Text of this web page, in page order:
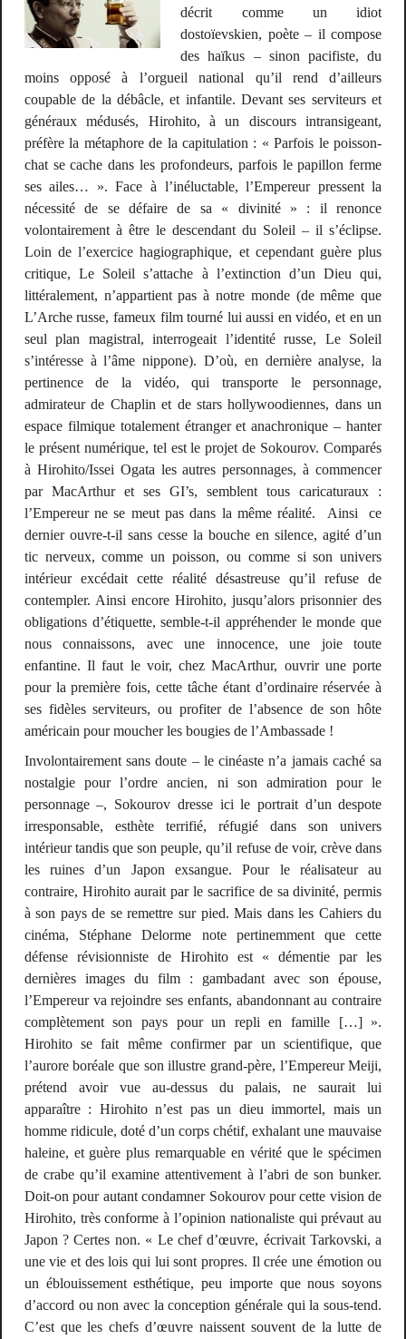
décrit comme un idiot
dostoïevskien, poète – il compose
des haïkus – sinon pacifiste, du
moins opposé à l’orgueil national qu’il rend d’ailleurs
coupable de la débâcle, et infantile. Devant ses serviteurs et
généraux médusés, Hirohito, à un discours intransigeant,
préfère la métaphore de la capitulation : «Parfois le poisson-
chat se cache dans les profondeurs, parfois le papillon ferme
ses ailes… ». Face à l’inéluctable, l’Empereur pressent la
nécessité de se défaire de sa « divinité » : il renonce
volontairement à être le descendant du Soleil – il s’éclipse.
Loin de l’exercice hagiographique, et cependant guère plus
critique, Le Soleil s’attache à l’extinction d’un Dieu qui,
littéralement, n’appartient pas à notre monde (de même que
L’Arche russe, fameux film tourné lui aussi en vidéo, et en un
seul plan magistral, interrogeait l’identité russe, Le Soleil
s’intéresse à l’âme nippone). D’où, en dernière analyse, la
pertinence de la vidéo, qui transporte le personnage,
admirateur de Chaplin et de stars hollywoodiennes, dans un
espace filmique totalement étranger et anachronique –hanter
le présent numérique, tel est le projet de Sokourov. Comparés
à Hirohito/Issei Ogata les autres personnages, à commencer
par MacArthur et ses GI’s, semblent tous caricaturaux :
l’Empereur ne se meut pas dans la même réalité. Ainsi ce
dernier ouvre-t-il sans cesse la bouche en silence, agité d’un
tic nerveux, comme un poisson, ou comme si son univers
intérieur excédait cette réalité désastreuse qu’il refuse de
contempler. Ainsi encore Hirohito, jusqu’alors prisonnier des
obligations d’étiquette, semble-t-il appréhender le monde que
nous connaissons, avec une innocence, une joie toute
enfantine. Il faut le voir, chez MacArthur, ouvrir une porte
pour la première fois, cette tâche étant d’ordinaire réservée à
ses fidèles serviteurs, ou profiter de l’absence de son hôte
américain pour moucher les bougies de l’Ambassade !
Involontairement sans doute – le cinéaste n’a jamais caché sa
nostalgie pour l’ordre ancien, ni son admiration pour le
personnage –, Sokourov dresse ici le portrait d’un despote
irresponsable, esthète terrifié, réfugié dans son univers
intérieur tandis que son peuple, qu’il refuse de voir, crève dans
les ruines d’un Japon exsangue. Pour le réalisateur au
contraire, Hirohito aurait par le sacrifice de sa divinité, permis
à son pays de se remettre sur pied. Mais dans les Cahiers du
cinéma, Stéphane Delorme note pertinemment que cette
défense révisionniste de Hirohito est « démentie par les
dernières images du film : gambadant avec son épouse,
l’Empereur va rejoindre ses enfants, abandonnant au contraire
complètement son pays pour un repli en famille […] ».
Hirohito se fait même confirmer par un scientifique, que
l’aurore boréale que son illustre grand-père, l’Empereur Meiji,
prétend avoir vue au-dessus du palais, ne saurait lui
apparaître : Hirohito n’est pas un dieu immortel, mais un
homme ridicule, doté d’un corps chétif, exhalant une mauvaise
haleine, et guère plus remarquable en vérité que le spécimen
de crabe qu’il examine attentivement à l’abri de son bunker.
Doit-on pour autant condamner Sokourov pour cette vision de
Hirohito, très conforme à l’opinion nationaliste qui prévaut au
Japon ? Certes non. « Le chef d’œuvre, écrivait Tarkovski, a
une vie et des lois qui lui sont propres. Il crée une émotion ou
un éblouissement esthétique, peu importe que nous soyons
d’accord ou non avec la conception générale qui la sous-tend.
C’est que les chefs d’œuvre naissent souvent de la lutte de